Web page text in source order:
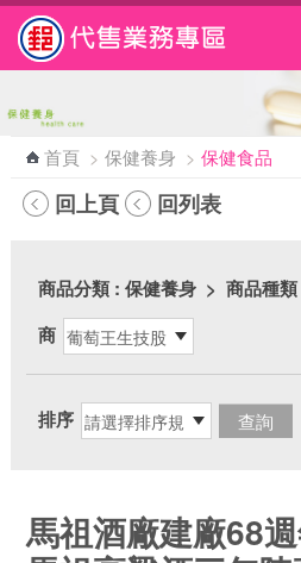
跳到主要內容區塊
首頁 > 保健養身 > 保健食品
回上頁 回列表
商品分類: 保健養身 > 商品種類
商
排序
馬祖酒廠建廠68